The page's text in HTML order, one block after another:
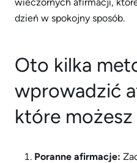
dzień w spokojny sposób.
Oto kilka
wprowadzić
które
Poranne afirmacje: